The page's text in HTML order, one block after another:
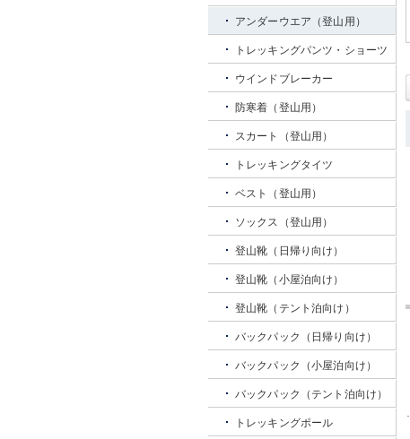
アンダーウエア（登山用）
トレッキングパンツ・ショーツ
ウインドブレーカー
防寒着（登山用）
スカート（登山用）
トレッキングタイツ
ベスト（登山用）
ソックス（登山用）
登山靴（日帰り向け）
登山靴（小屋泊向け）
登山靴（テント泊向け）
バックパック（日帰り向け）
バックパック（小屋泊向け）
バックパック（テント泊向け）
トレッキングポール